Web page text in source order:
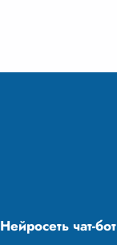
Нейросеть чат-бот